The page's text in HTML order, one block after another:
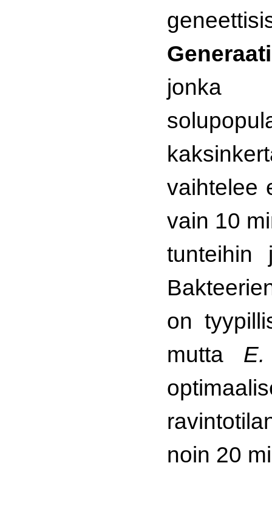
jonka
vaihtelee
vain 10
tunteihin
on
mutta
noin 20